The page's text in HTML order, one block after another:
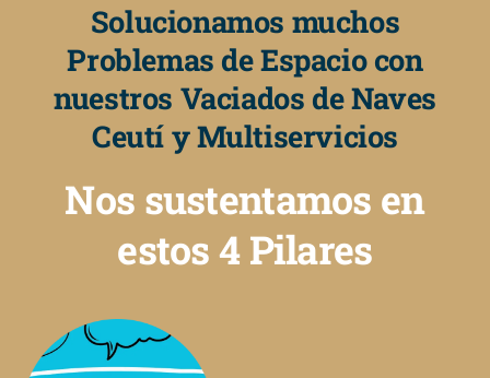
Solucionamos muchos
Problemas de Espacio con
nuestros Vaciados de Naves
Ceutí y Multiservicios
Nos sustentamos en
estos 4 Pilares